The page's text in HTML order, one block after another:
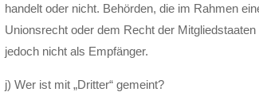
handelt oder nicht. Behörden, die im Rahmen
Unionsrecht oder dem Recht der
jedoch nicht als Empfänger.
j) Wer ist mit „Dritter“ gemeint?